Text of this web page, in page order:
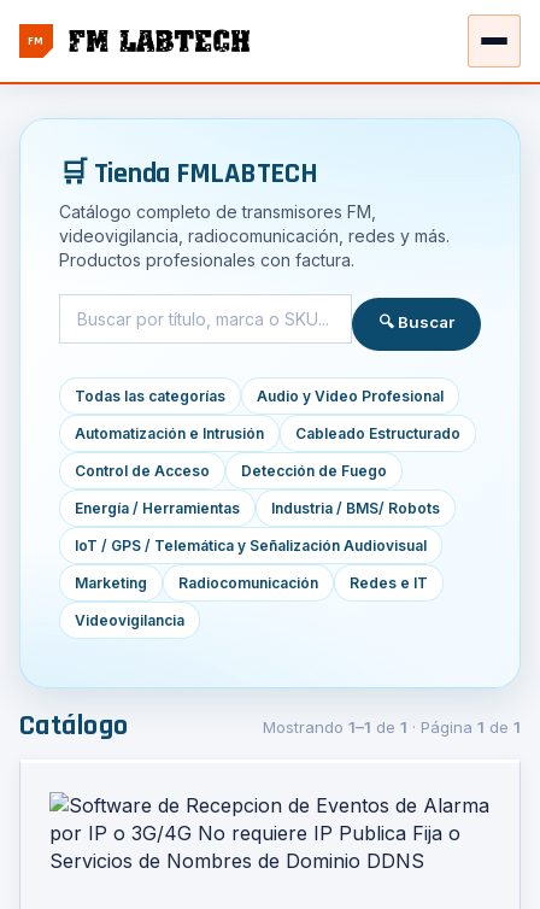
FM
🛒 Tienda FMLABTECH
Catálogo completo de transmisores FM,
videovigilancia, radiocomunicación, redes y más.
Productos profesionales con factura.
🔍 Buscar
Todas las categorías Audio y Video Profesional
Automatización e Intrusión Cableado Estructurado
Control de Acceso Detección de Fuego
Energía / Herramientas Industria / BMS/ Robots
IoT / GPS / Telemática y Señalización Audiovisual
Marketing Radiocomunicación Redes e IT
Videovigilancia
Catálogo Mostrando 1–1 de 1 · Página 1 de 1